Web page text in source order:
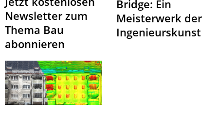
Newsletter zum
Thema Bau
abonnieren
Bridge: Ein
Meisterwerk der
Ingenieurskunst